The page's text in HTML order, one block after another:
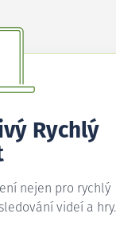
Rychlý
nejen pro rychlý
videí a hry.